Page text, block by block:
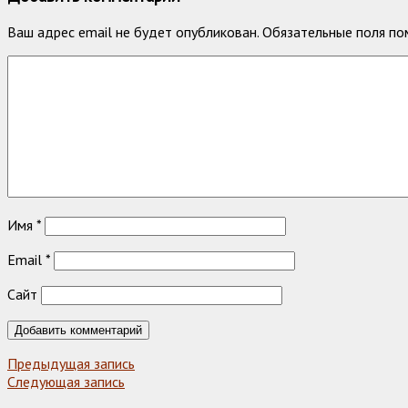
Ваш адрес email не будет опубликован. Обязательные поля
Имя *
Email *
Сайт
Предыдущая запись
Следующая запись